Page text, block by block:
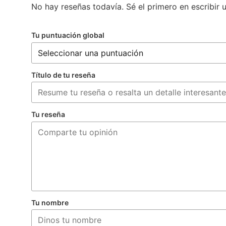
No hay reseñas todavía. Sé el primero en escribir
Tu puntuación global
Título de tu reseña
Tu reseña
Tu nombre